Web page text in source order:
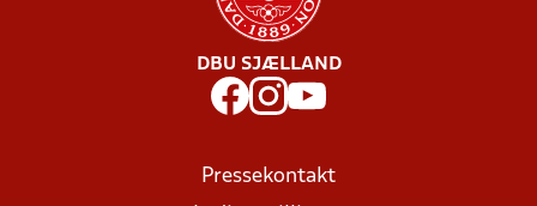
DBU SJÆLLAND
Pressekontakt